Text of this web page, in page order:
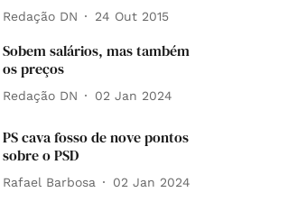
Redação DN 24 Out 2015
Sobem salários, mas também
os preços
Redação DN 02 Jan 2024
PS cava fosso de nove pontos
sobre o PSD
Rafael Barbosa 02 Jan 2024